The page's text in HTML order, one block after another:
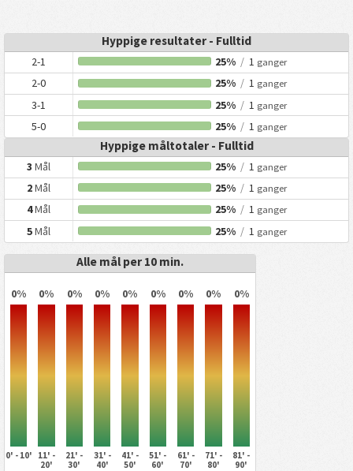
Hyppige resultater - Fulltid
2-1 25% / 1 ganger
2-0 25% / 1 ganger
3-1 25% / 1 ganger
5-0 25% / 1 ganger
Hyppige måltotaler - Fulltid
3Mål 25% / 1 ganger
2Mål 25% / 1 ganger
4Mål 25% / 1 ganger
5Mål 25% / 1 ganger
Alle mål per 10 min.
0% 0% 0% 0% 0% 0% 0% 0% 0%
0' - 10'
11' -
20'
21' -
30'
31' -
40'
41' -
50'
51' -
60'
61' -
70'
71' -
80'
81' -
90'